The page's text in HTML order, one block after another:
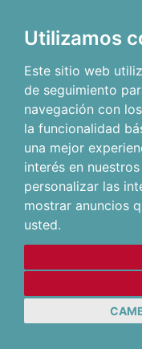
Utilizamos
Este sitio web
de seguimiento
navegación con
la funcionalidad
una mejor
interés en
personalizar las
mostrar anuncios
usted.